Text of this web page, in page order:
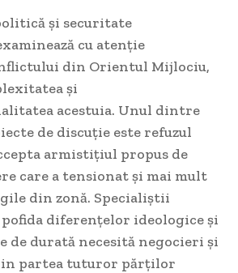
și securitate
cu atenție
din Orientul Mijlociu,
și
acestuia. Unul dintre
de discuție este refuzul
armistițiul propus de
care a tensionat și mai mult
din zonă. Specialiștii
pofida diferențelor ideologice și
de durată necesită negocieri și
partea tuturor părților